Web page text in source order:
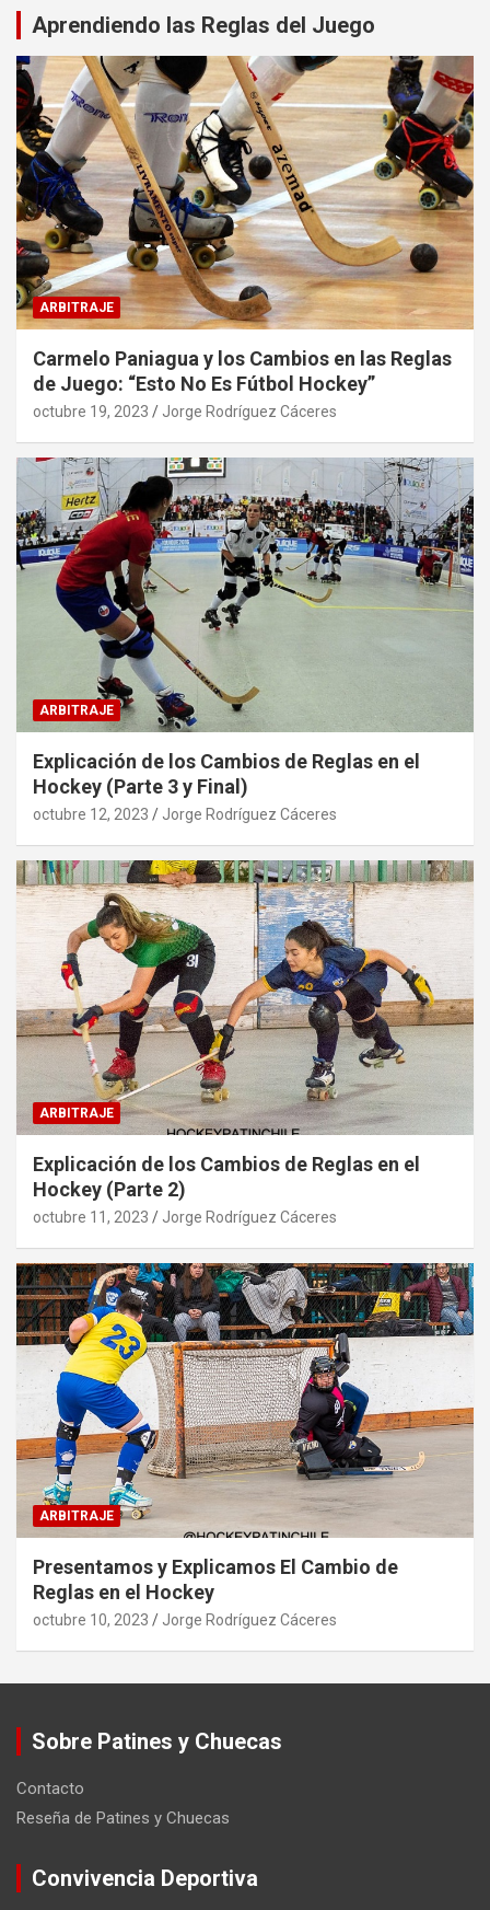
Aprendiendo las Reglas del Juego
ARBITRAJE
Carmelo Paniagua y los Cambios en las Reglas
de Juego: “Esto No Es Fútbol Hockey”
octubre 19, 2023 Jorge Rodríguez Cáceres
ARBITRAJE
Explicación de los Cambios de Reglas en el
Hockey (Parte 3 y Final)
octubre 12, 2023 Jorge Rodríguez Cáceres
ARBITRAJE
Explicación de los Cambios de Reglas en el
Hockey (Parte 2)
octubre 11, 2023 Jorge Rodríguez Cáceres
ARBITRAJE
Presentamos y Explicamos El Cambio de
Reglas en el Hockey
octubre 10, 2023 Jorge Rodríguez Cáceres
Sobre Patines y Chuecas
Contacto
Reseña de Patines y Chuecas
Convivencia Deportiva